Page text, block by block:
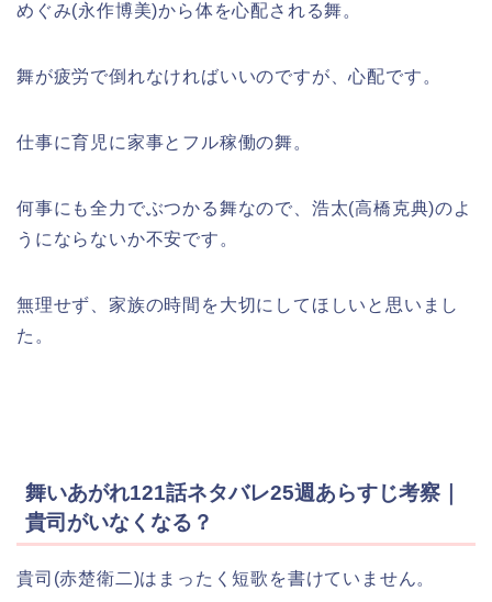
めぐみ(永作博美)から体を心配される舞。
舞が疲労で倒れなければいいのですが、心配です。
仕事に育児に家事とフル稼働の舞。
何事にも全力でぶつかる舞なので、浩太(高橋克典)のよ
うにならないか不安です。
無理せず、家族の時間を大切にしてほしいと思いまし
た。
舞いあがれ121話ネタバレ25週あらすじ考察｜
貴司がいなくなる？
貴司(赤楚衛二)はまったく短歌を書けていません。